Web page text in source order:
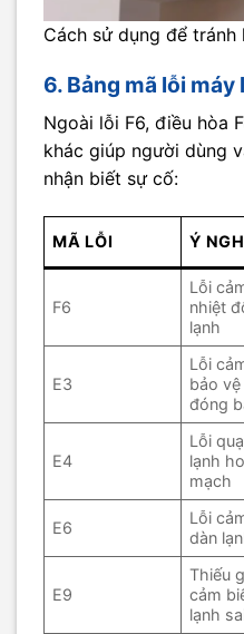
Cách sử dụng để tránh
6. Bảng mã lỗi
Ngoài lỗi F6, điều hòa
khác giúp người dùng
nhận biết sự cố:
MÃ LỖI Ý
F6
Lỗi
nhiệt
lạnh
E3
Lỗi
bảo
đóng
E4
Lỗi
lạnh
mạch
E6
Lỗi
dàn
E9
Thiếu
cảm
lạnh